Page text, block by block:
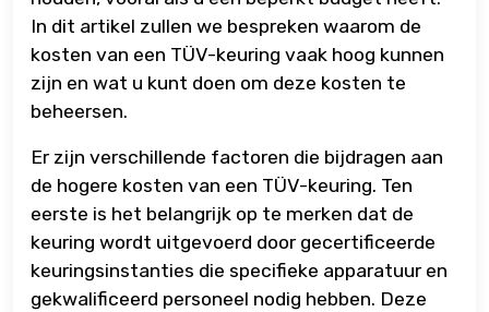
In dit artikel zullen we bespreken waarom de
kosten van een TÜV-keuring vaak hoog kunnen
zijn en wat u kunt doen om deze kosten te
beheersen.
Er zijn verschillende factoren die bijdragen aan
de hogere kosten van een TÜV-keuring. Ten
eerste is het belangrijk op te merken dat de
keuring wordt uitgevoerd door gecertificeerde
keuringsinstanties die specifieke apparatuur en
gekwalificeerd personeel nodig hebben. Deze